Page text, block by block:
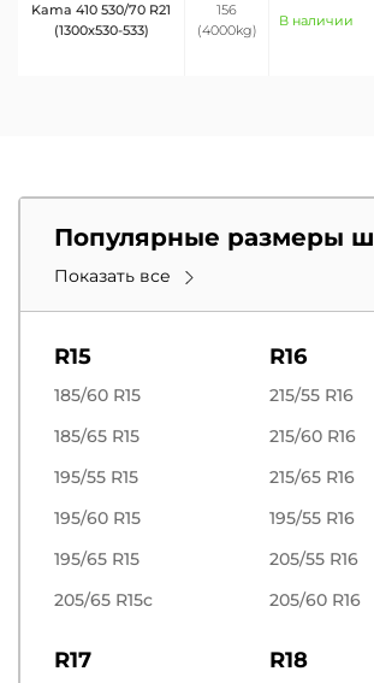
Kama 410 530/70 R21
(1300х530-533)
156
(4000kg)
В наличии
Популярные размеры
Показать все
R15
185/60 R15
185/65 R15
195/55 R15
195/60 R15
195/65 R15
205/65 R15c
R16
215/55 R16
215/60 R16
215/65 R16
195/55 R16
205/55 R16
205/60 R16
R17 R18